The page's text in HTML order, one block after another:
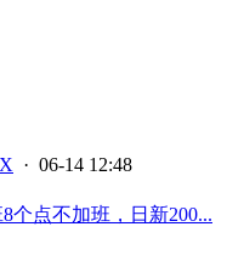
· 06-14 12:48
个点不加班，日新200...